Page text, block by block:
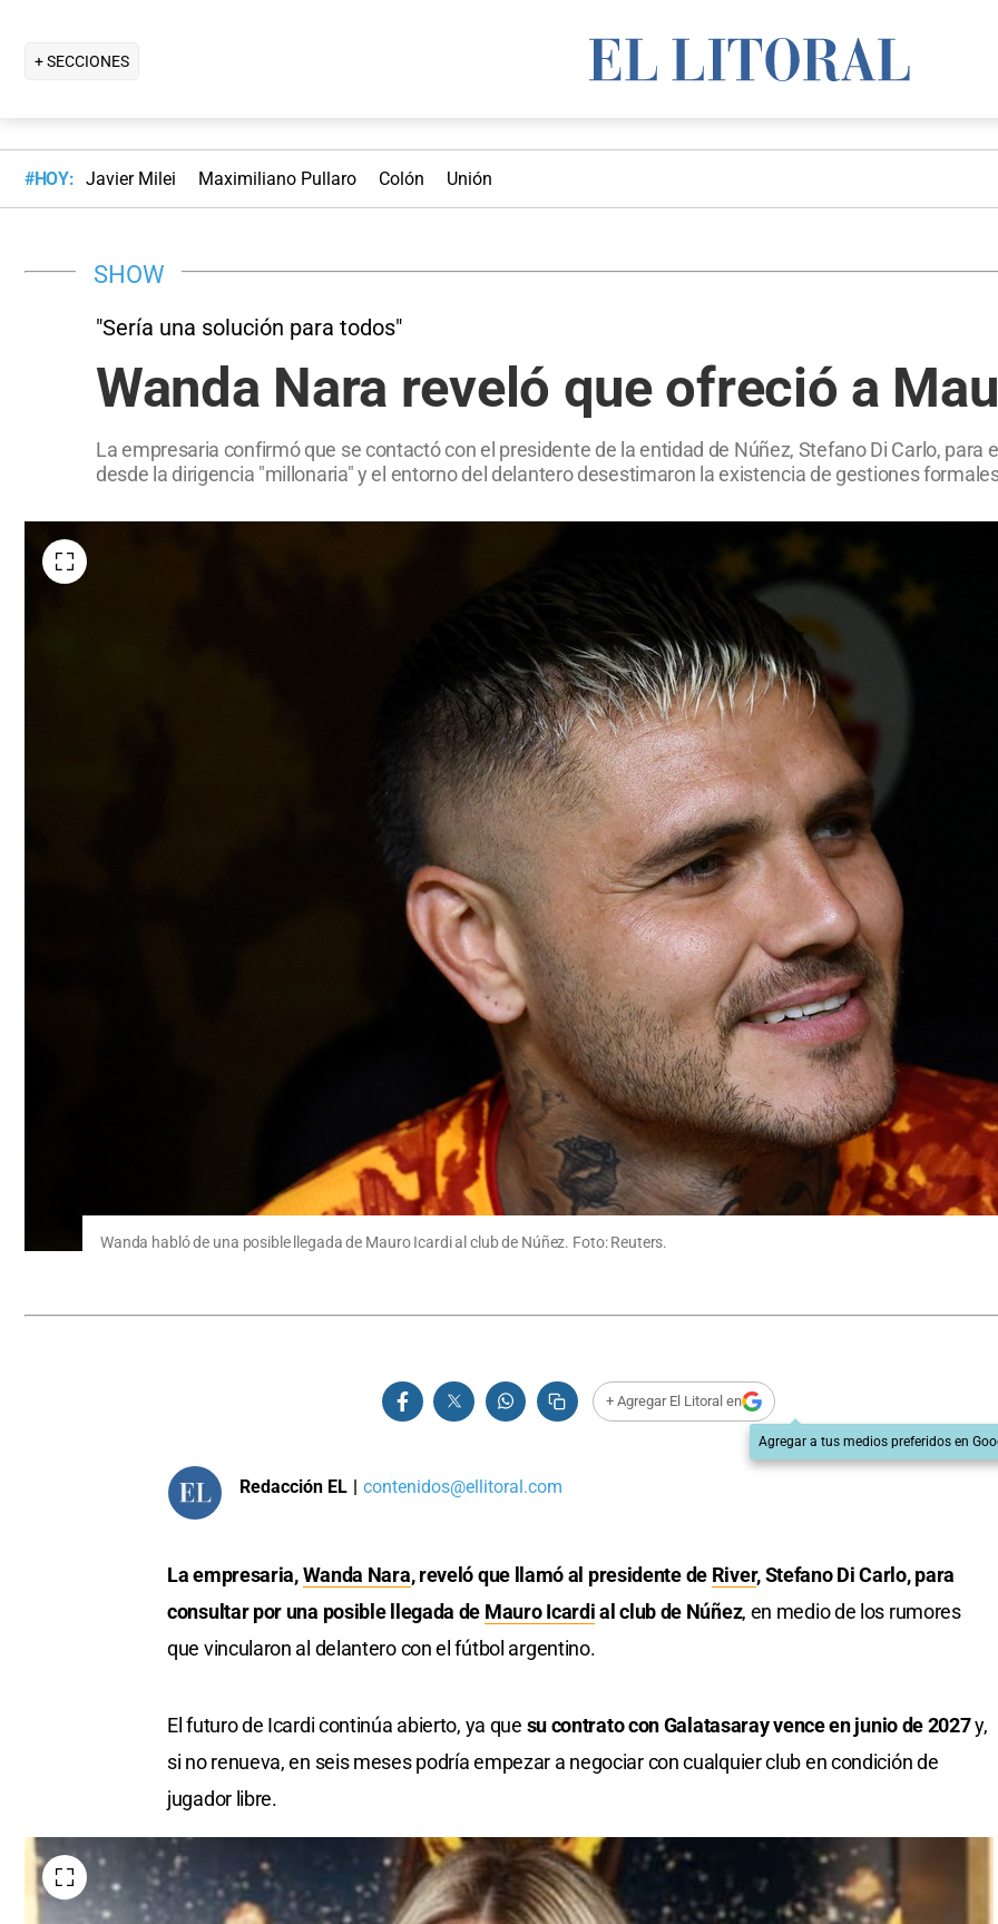
+ SECCIONES
#HOY: Javier Milei Maximiliano Pullaro Colón Unión
SHOW
"Sería una solución para todos"
Wanda Nara reveló que ofreció a
La empresaria confirmó que se contactó con el presidente de la entidad de Núñez, Stefano Di Carlo,
desde la dirigencia "millonaria" y el entorno del delantero desestimaron la existencia de gestiones
Wanda habló de una posible llegada de Mauro Icardi al club de Núñez. Foto: Reuters.
+ Agregar El Litoral en
Agregar a tus medios preferidos en
Redacción EL | contenidos@ellitoral.com
La empresaria,Wanda Nara, reveló que llamó al presidente de River, Stefano Di Carlo, para
consultar por una posible llegada de Mauro Icardial club de Núñez, en medio de los rumores
que vincularon al delantero con el fútbol argentino.
El futuro de Icardi continúa abierto, ya que su contrato con Galatasaray vence en junio de 2027y,
si no renueva, en seis meses podría empezar a negociar con cualquier club en condición de
jugador libre.